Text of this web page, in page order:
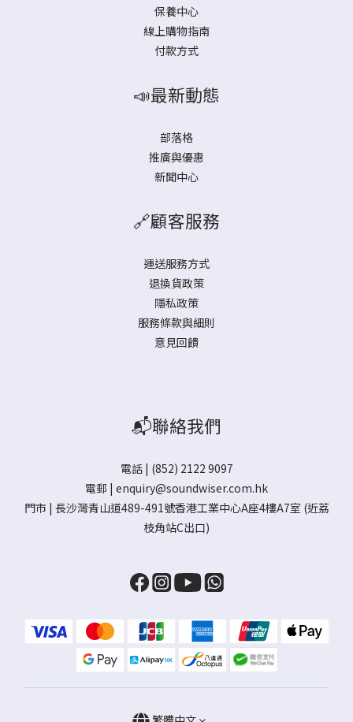
保養中心
線上購物指南
付款方式
📣最新動態
部落格
推廣與優惠
新聞中心
🔗顧客服務
運送服務方式
退換貨政策
隱私政策
服務條款與細則
意見回饋
📬聯絡我們
電話 | (852) 2122 9097
電郵 | enquiry@soundwiser.com.hk
門市 | 長沙灣青山道489-491號香港工業中心A座4樓A7室 (近荔
枝角站C出口)